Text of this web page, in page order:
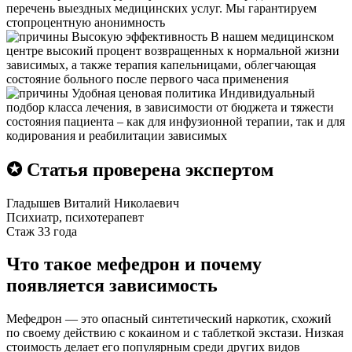
перечень выездных медицинских услуг. Мы гарантируем
стопроцентную анонимность
Высокую эффективность В нашем медицинском
центре высокий процент возвращенных к нормальной жизни
зависимых, а также терапия капельницами, облегчающая
состояние больного после первого часа применения
Удобная ценовая политика Индивидуальный
подбор класса лечения, в зависимости от бюджета и тяжести
состояния пациента – как для инфузионной терапии, так и для
кодирования и реабилитации зависимых
✪ Статья проверена экспертом
Гладышев Виталий Николаевич
Психиатр, психотерапевт
Стаж 33 года
Что такое мефедрон и почему
появляется зависимость
Мефедрон — это опасный синтетический наркотик, схожий
по своему действию с кокаином и с таблеткой экстази. Низкая
стоимость делает его популярным среди других видов